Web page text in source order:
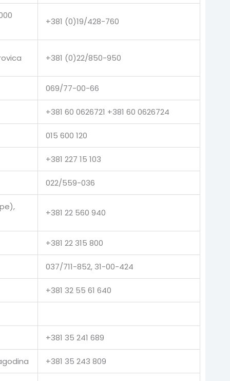
+381 (0)19/428-760
+381 (0)22/850-950
069/77-00-66
+381 60 0626721 +381 60 0626724
015 600 120
+381 227 15 103
022/559-036
+381 22 560 940
+381 22 315 800
037/711-852, 31-00-424
+381 32 55 61 640
+381 35 241 689
+381 35 243 809